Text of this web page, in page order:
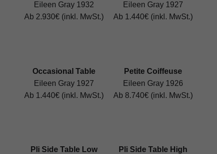
Eileen Gray 1932
Ab 2.930€ (inkl. MwSt.)
Eileen Gray 1927
Ab 1.440€ (inkl. MwSt.)
Occasional Table
Eileen Gray 1927
Ab 1.440€ (inkl. MwSt.)
Petite Coiffeuse
Eileen Gray 1926
Ab 8.740€ (inkl. MwSt.)
Pli Side Table Low
Pli Side Table High